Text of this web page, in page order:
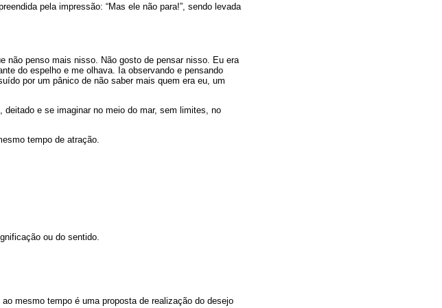
pela impressão: “Mas ele não para!”, sendo levada
não penso mais nisso. Não gosto de pensar nisso. Eu era
do espelho e me olhava. Ia observando e pensando
por um pânico de não saber mais quem era eu, um
e se imaginar no meio do mar, sem limites, no
tempo de atração.
ou do sentido.
mesmo tempo é uma proposta de realização do desejo